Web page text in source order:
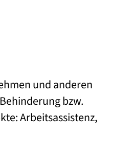
und anderen
bzw.
Arbeitsassistenz,